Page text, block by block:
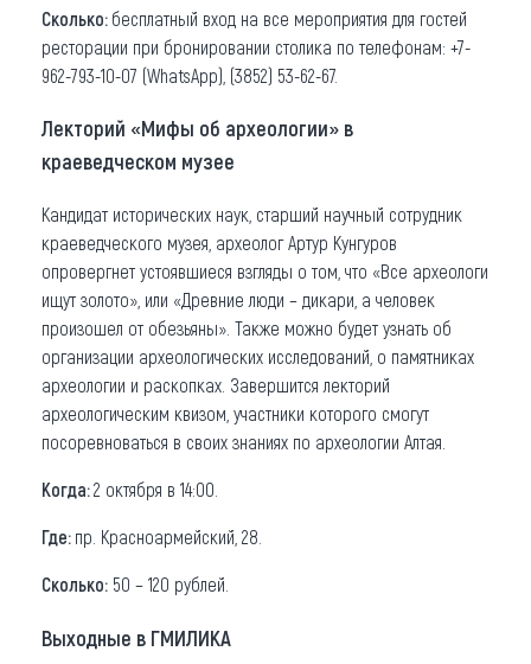
Сколько: бесплатный вход на все мероприятия для гостей
ресторации при бронировании столика по телефонам: +7-
962-793-10-07 (WhatsApp), (3852) 53-62-67.
Лекторий «Мифы об археологии» в
краеведческом музее
Кандидат исторических наук, старший научный сотрудник
краеведческого музея, археолог Артур Кунгуров
опровергнет устоявшиеся взгляды о том, что «Все археологи
ищут золото», или «Древние люди – дикари, а человек
произошел от обезьяны». Также можно будет узнать об
организации археологических исследований, о памятниках
археологии и раскопках. Завершится лекторий
археологическим квизом, участники которого смогут
посоревноваться в своих знаниях по археологии Алтая.
Когда:2 октября в 14:00.
Где: пр. Красноармейский, 28.
Сколько: 50 – 120 рублей.
Выходные в ГМИЛИКА